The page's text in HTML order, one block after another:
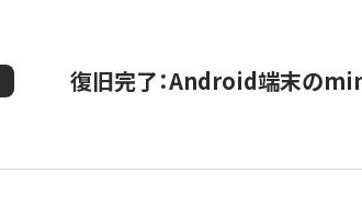
復旧完了：Android端末の